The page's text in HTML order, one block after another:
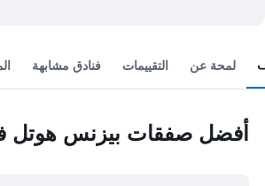
لمحة عن التقييمات فنادق مشابهة
أفضل صفقات بيزنس هوتل